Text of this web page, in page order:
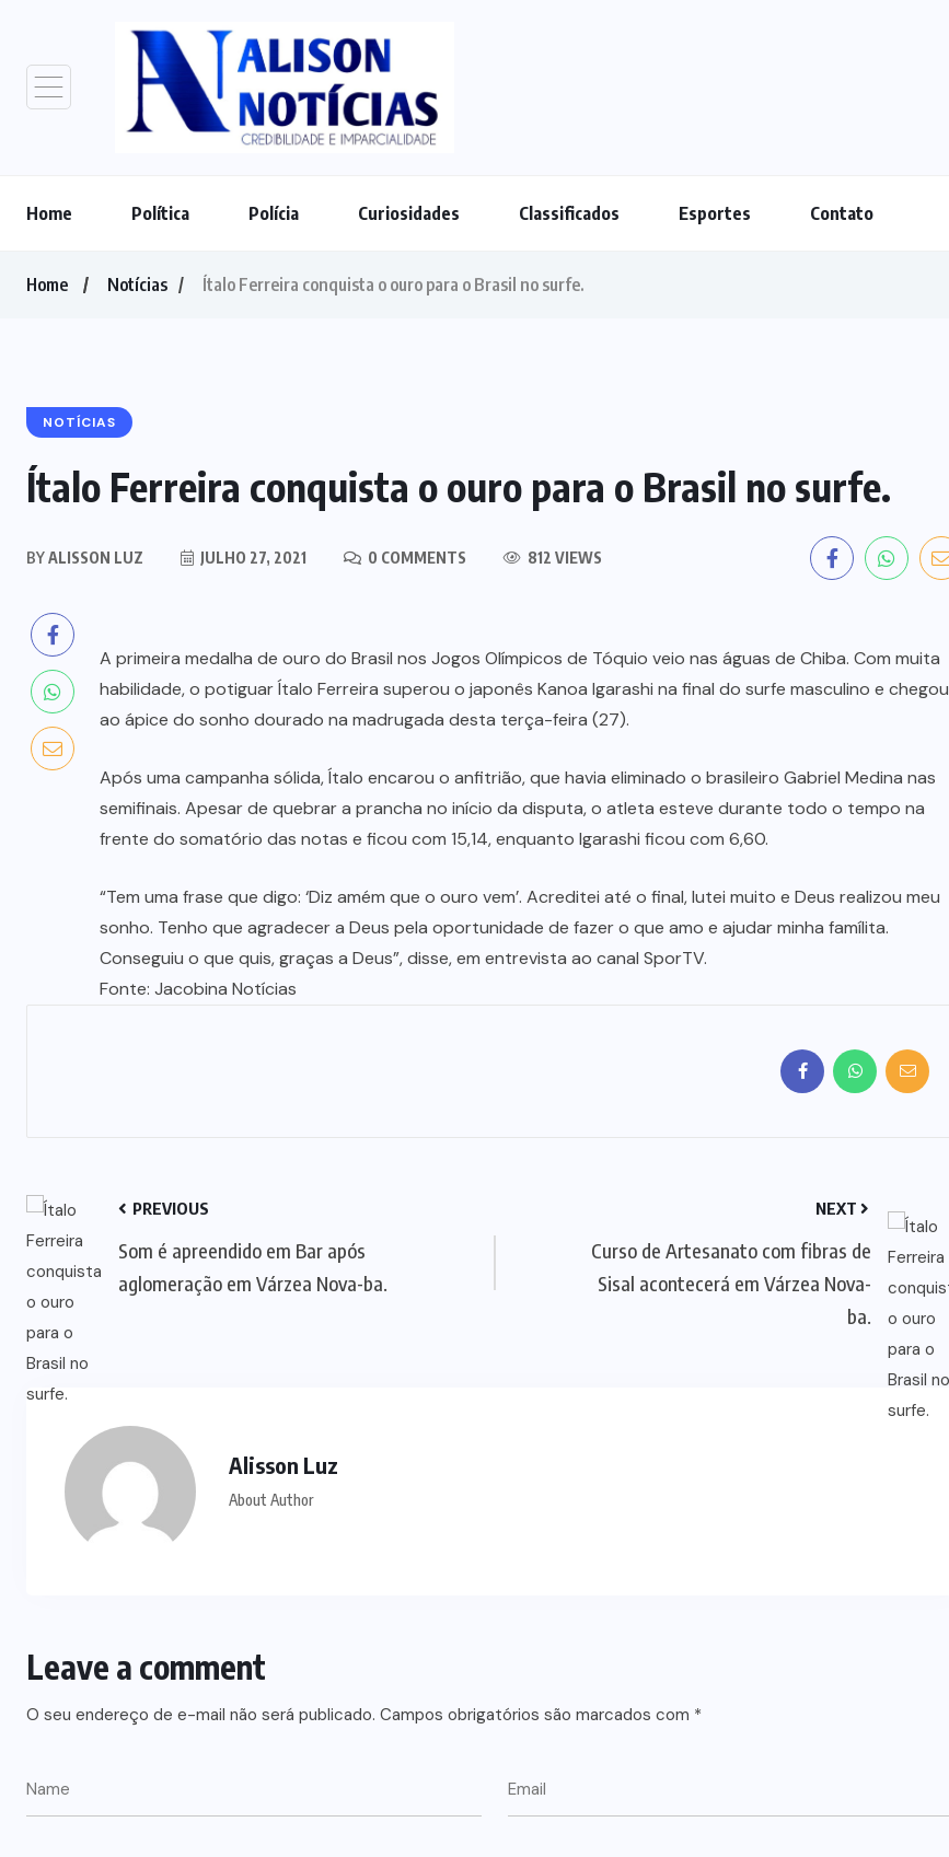
Home Política Polícia Curiosidades Classificados Esportes Contato
Home Notícias Ítalo Ferreira conquista o ouro para o Brasil no surfe.
NOTÍCIAS
Ítalo Ferreira conquista o ouro para o Brasil no surfe.
BYALISSON LUZ JULHO 27, 2021 0 COMMENTS 812 VIEWS
A primeira medalha de ouro do Brasil nos Jogos Olímpicos de Tóquio veio nas águas de Chiba. Com muita
habilidade, o potiguar Ítalo Ferreira superou o japonês Kanoa Igarashi na final do surfe masculino e chegou
ao ápice do sonho dourado na madrugada desta terça-feira (27).
Após uma campanha sólida, Ítalo encarou o anfitrião, que havia eliminado o brasileiro Gabriel Medina nas
semifinais. Apesar de quebrar a prancha no início da disputa, o atleta esteve durante todo o tempo na
frente do somatório das notas e ficou com 15,14, enquanto Igarashi ficou com 6,60.
“Tem uma frase que digo: ‘Diz amém que o ouro vem’. Acreditei até o final, lutei muito e Deus realizou meu
sonho. Tenho que agradecer a Deus pela oportunidade de fazer o que amo e ajudar minha famílita.
Conseguiu o que quis, graças a Deus”, disse, em entrevista ao canal SporTV.
Fonte: Jacobina Notícias
PREVIOUS
Som é apreendido em Bar após
aglomeração em Várzea Nova-ba.
NEXT
Curso de Artesanato com fibras de
Sisal acontecerá em Várzea Nova-
ba.
Alisson Luz
About Author
Leave a comment
O seu endereço de e-mail não será publicado. Campos obrigatórios são marcados com *